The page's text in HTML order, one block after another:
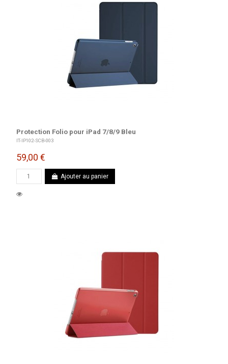
Protection Folio pour iPad 7/8/9 Bleu
IT-IP102-SCB-003
59,00 €
Ajouter au panier